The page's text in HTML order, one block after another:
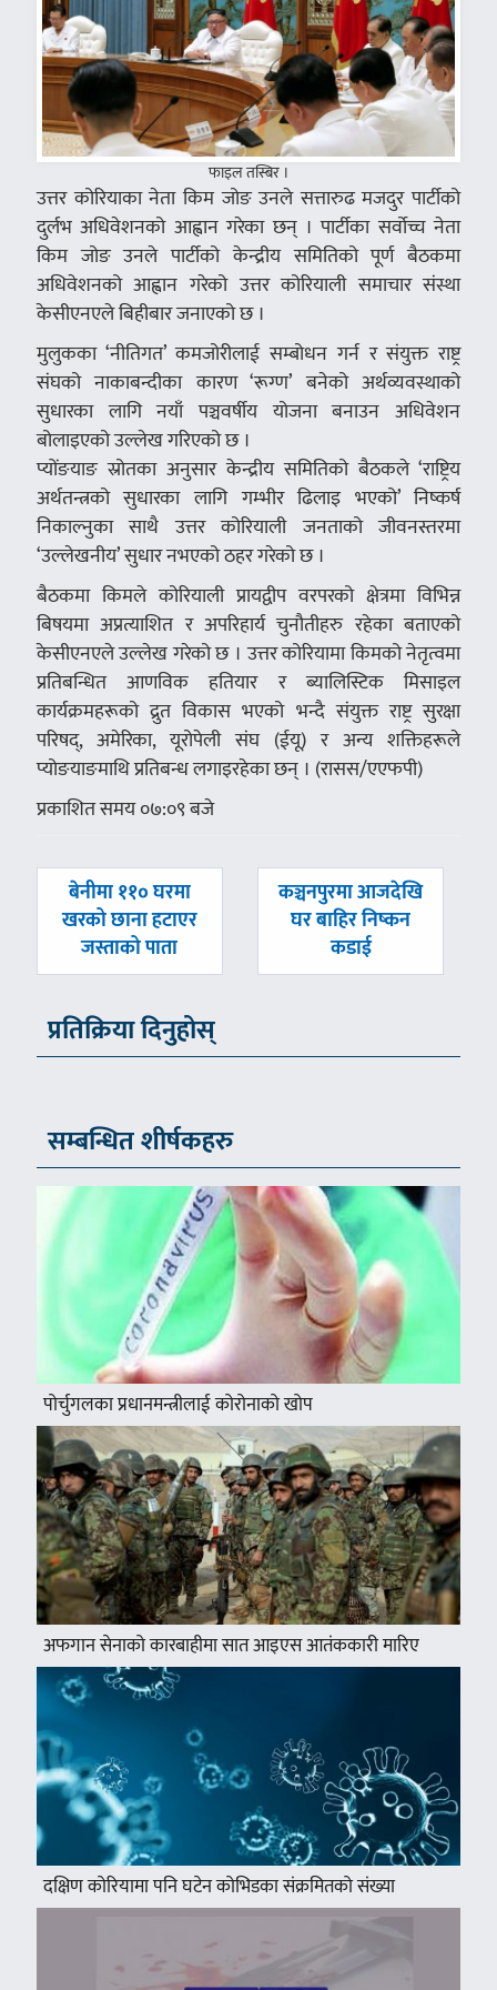
फाइल तस्बिर ।
उत्तर कोरियाका नेता किम जोङ उनले सत्तारुढ मजदुर पार्टीको
दुर्लभ अधिवेशनको आह्वान गरेका छन् । पार्टीका सर्वोच्च नेता
किम जोङ उनले पार्टीको केन्द्रीय समितिको पूर्ण बैठकमा
अधिवेशनको आह्वान गरेको उत्तर कोरियाली समाचार संस्था
केसीएनएले बिहीबार जनाएको छ ।
मुलुकका ‘नीतिगत’ कमजोरीलाई सम्बोधन गर्न र संयुक्त राष्ट्र
संघको नाकाबन्दीका कारण ‘रूग्ण’ बनेको अर्थव्यवस्थाको
सुधारका लागि नयाँ पञ्चवर्षीय योजना बनाउन अधिवेशन
बोलाइएको उल्लेख गरिएको छ ।
प्योंङयाङ स्रोतका अनुसार केन्द्रीय समितिको बैठकले ‘राष्ट्रिय
अर्थतन्त्रको सुधारका लागि गम्भीर ढिलाइ भएको’ निष्कर्ष
निकाल्नुका साथै उत्तर कोरियाली जनताको जीवनस्तरमा
‘उल्लेखनीय’ सुधार नभएको ठहर गरेको छ ।
बैठकमा किमले कोरियाली प्रायद्वीप वरपरको क्षेत्रमा विभिन्न
बिषयमा अप्रत्याशित र अपरिहार्य चुनौतीहरु रहेका बताएको
केसीएनएले उल्लेख गरेको छ । उत्तर कोरियामा किमको नेतृत्वमा
प्रतिबन्धित आणविक हतियार र ब्यालिस्टिक मिसाइल
कार्यक्रमहरूको द्रुत विकास भएको भन्दै संयुक्त राष्ट्र सुरक्षा
परिषद्, अमेरिका, यूरोपेली संघ (ईयू) र अन्य शक्तिहरूले
प्योङयाङमाथि प्रतिबन्ध लगाइरहेका छन् । (रासस/एएफपी)
प्रकाशित समय ०७:०९ बजे
पछिल्लाे
-
बेनीमा ११० घरमा
खरको छाना हटाएर
जस्ताको पाता
अघिल्लाे
कञ्चनपुरमा आजदेखि
घर बाहिर निष्कन
कडाई
प्रतिक्रिया दिनुहोस्
सम्बन्धित शीर्षकहरु
पोर्चुगलका प्रधानमन्त्रीलाई कोरोनाको खोप
अफगान सेनाको कारबाहीमा सात आइएस आतंककारी मारिए
दक्षिण कोरियामा पनि घटेन कोभिडका संक्रमितको संख्या